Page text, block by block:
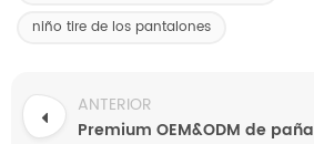
niño tire de los pantalones
ANTERIOR